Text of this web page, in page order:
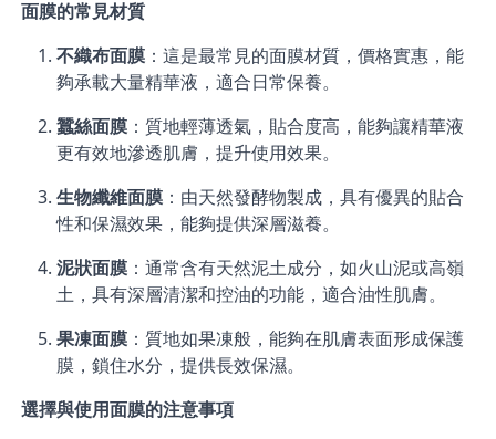
面膜的常見材質
不織布面膜：這是最常見的面膜材質，價格實惠，能
夠承載大量精華液，適合日常保養。
蠶絲面膜：質地輕薄透氣，貼合度高，能夠讓精華液
更有效地滲透肌膚，提升使用效果。
生物纖維面膜：由天然發酵物製成，具有優異的貼合
性和保濕效果，能夠提供深層滋養。
泥狀面膜：通常含有天然泥土成分，如火山泥或高嶺
土，具有深層清潔和控油的功能，適合油性肌膚。
果凍面膜：質地如果凍般，能夠在肌膚表面形成保護
膜，鎖住水分，提供長效保濕。
選擇與使用面膜的注意事項